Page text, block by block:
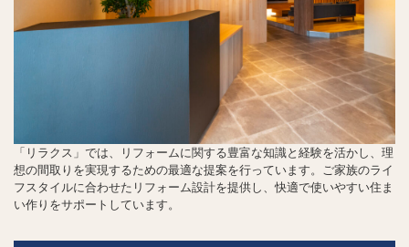
「リラクス」では、リフォームに関する豊富な知識と経験を活かし、理
想の間取りを実現するための最適な提案を行っています。ご家族のライ
フスタイルに合わせたリフォーム設計を提供し、快適で使いやすい住ま
い作りをサポートしています。